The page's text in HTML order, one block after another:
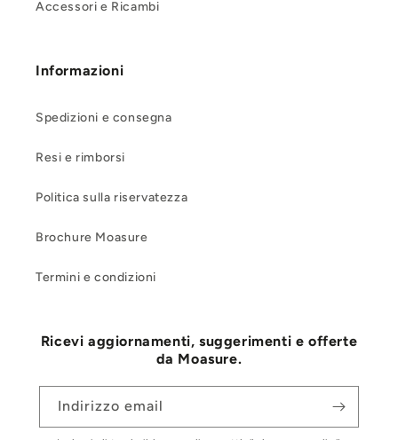
Accessori e Ricambi
Informazioni
Spedizioni e consegna
Resi e rimborsi
Politica sulla riservatezza
Brochure Moasure
Termini e condizioni
Ricevi aggiornamenti, suggerimenti e offerte
da Moasure.
Indirizzo email